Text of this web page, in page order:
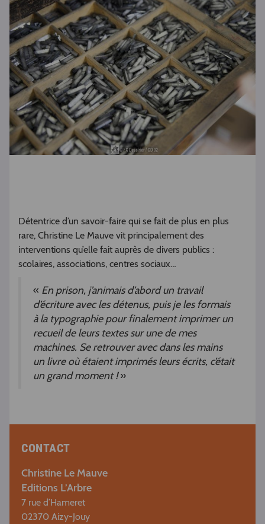
Détentrice d’un savoir-faire qui se fait de plus en plus
rare, Christine Le Mauve vit principalement des
interventions qu’elle fait auprès de divers publics :
scolaires, associations, centres sociaux…
« En prison, j’animais d’abord un travail
d’écriture avec les détenus, puis je les formais
à la typographie pour finalement imprimer un
recueil de leurs textes sur une de mes
machines. Se retrouver avec dans les mains
un livre où étaient imprimés leurs écrits, c’était
un grand moment !»
CONTACT
Christine Le Mauve
Editions L’Arbre
7 rue d’Hameret
02370 Aizy-Jouy